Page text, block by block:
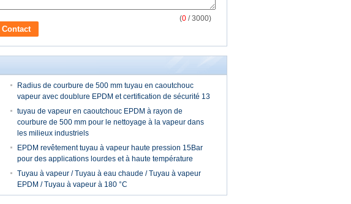
(0 / 3000)
Radius de courbure de 500 mm tuyau en caoutchouc
vapeur avec doublure EPDM et certification de sécurité 13
tuyau de vapeur en caoutchouc EPDM à rayon de
courbure de 500 mm pour le nettoyage à la vapeur dans
les milieux industriels
EPDM revêtement tuyau à vapeur haute pression 15Bar
pour des applications lourdes et à haute température
Tuyau à vapeur / Tuyau à eau chaude / Tuyau à vapeur
EPDM / Tuyau à vapeur à 180 °C